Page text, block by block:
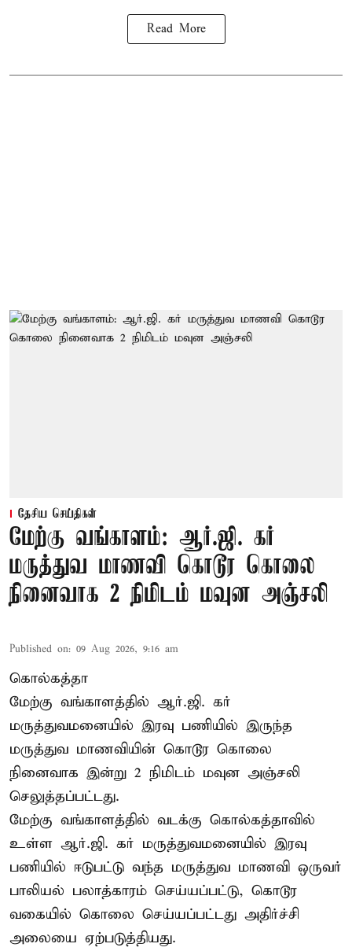
Read More
தேசிய செய்திகள்
மேற்கு வங்காளம்: ஆர்.ஜி. கர்
மருத்துவ மாணவி கொடூர கொலை
நினைவாக 2 நிமிடம் மவுன அஞ்சலி
Published on: 09 Aug 2026, 9:16 am
கொல்கத்தா
மேற்கு வங்காளத்தில் ஆர்.ஜி. கர்
மருத்துவமனையில் இரவு பணியில் இருந்த
மருத்துவ மாணவியின் கொடூர கொலை
நினைவாக இன்று 2 நிமிடம் மவுன அஞ்சலி
செலுத்தப்பட்டது.
மேற்கு வங்காளத்தில் வடக்கு கொல்கத்தாவில்
உள்ள ஆர்.ஜி. கர் மருத்துவமனையில் இரவு
பணியில் ஈடுபட்டு வந்த மருத்துவ மாணவி ஒருவர்
பாலியல் பலாத்காரம் செய்யப்பட்டு, கொடூர
வகையில் கொலை செய்யப்பட்டது அதிர்ச்சி
அலையை ஏற்படுத்தியது.